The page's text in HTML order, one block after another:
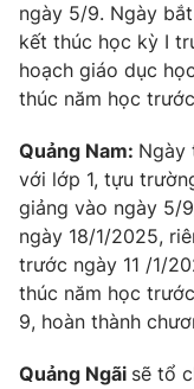
ngày 5/9. Ngày
kết thúc học kỳ I
hoạch giáo dục
thúc năm học
Quảng Nam: Ngày
với lớp 1, tựu
giảng vào ngày 5/
ngày 18/1/2025,
trước ngày 11 /1/
thúc năm học
9, hoàn thành
Quảng Ngãi sẽ tổ